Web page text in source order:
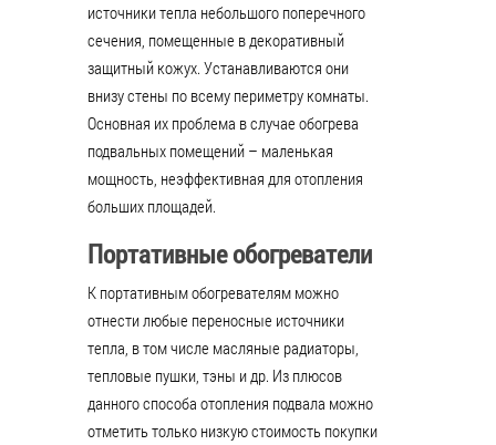
источники тепла небольшого поперечного
сечения, помещенные в декоративный
защитный кожух. Устанавливаются они
внизу стены по всему периметру комнаты.
Основная их проблема в случае обогрева
подвальных помещений – маленькая
мощность, неэффективная для отопления
больших площадей.
Портативные обогреватели
К портативным обогревателям можно
отнести любые переносные источники
тепла, в том числе масляные радиаторы,
тепловые пушки, тэны и др. Из плюсов
данного способа отопления подвала можно
отметить только низкую стоимость покупки